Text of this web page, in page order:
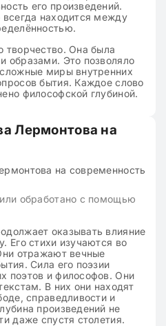
его произведений.
всегда находится между
творчество. Она была
образами. Это позволяло
миры внутренних
бытия. Каждое слово
философской глубиной.
Лермонтова на
обработано с помощью
оказывать влияние
Его стихи изучаются во
отражают вечные
Сила его поэзии
поэтов и философов. Они
В них они находят
справедливости и
произведений не
даже спустя столетия.